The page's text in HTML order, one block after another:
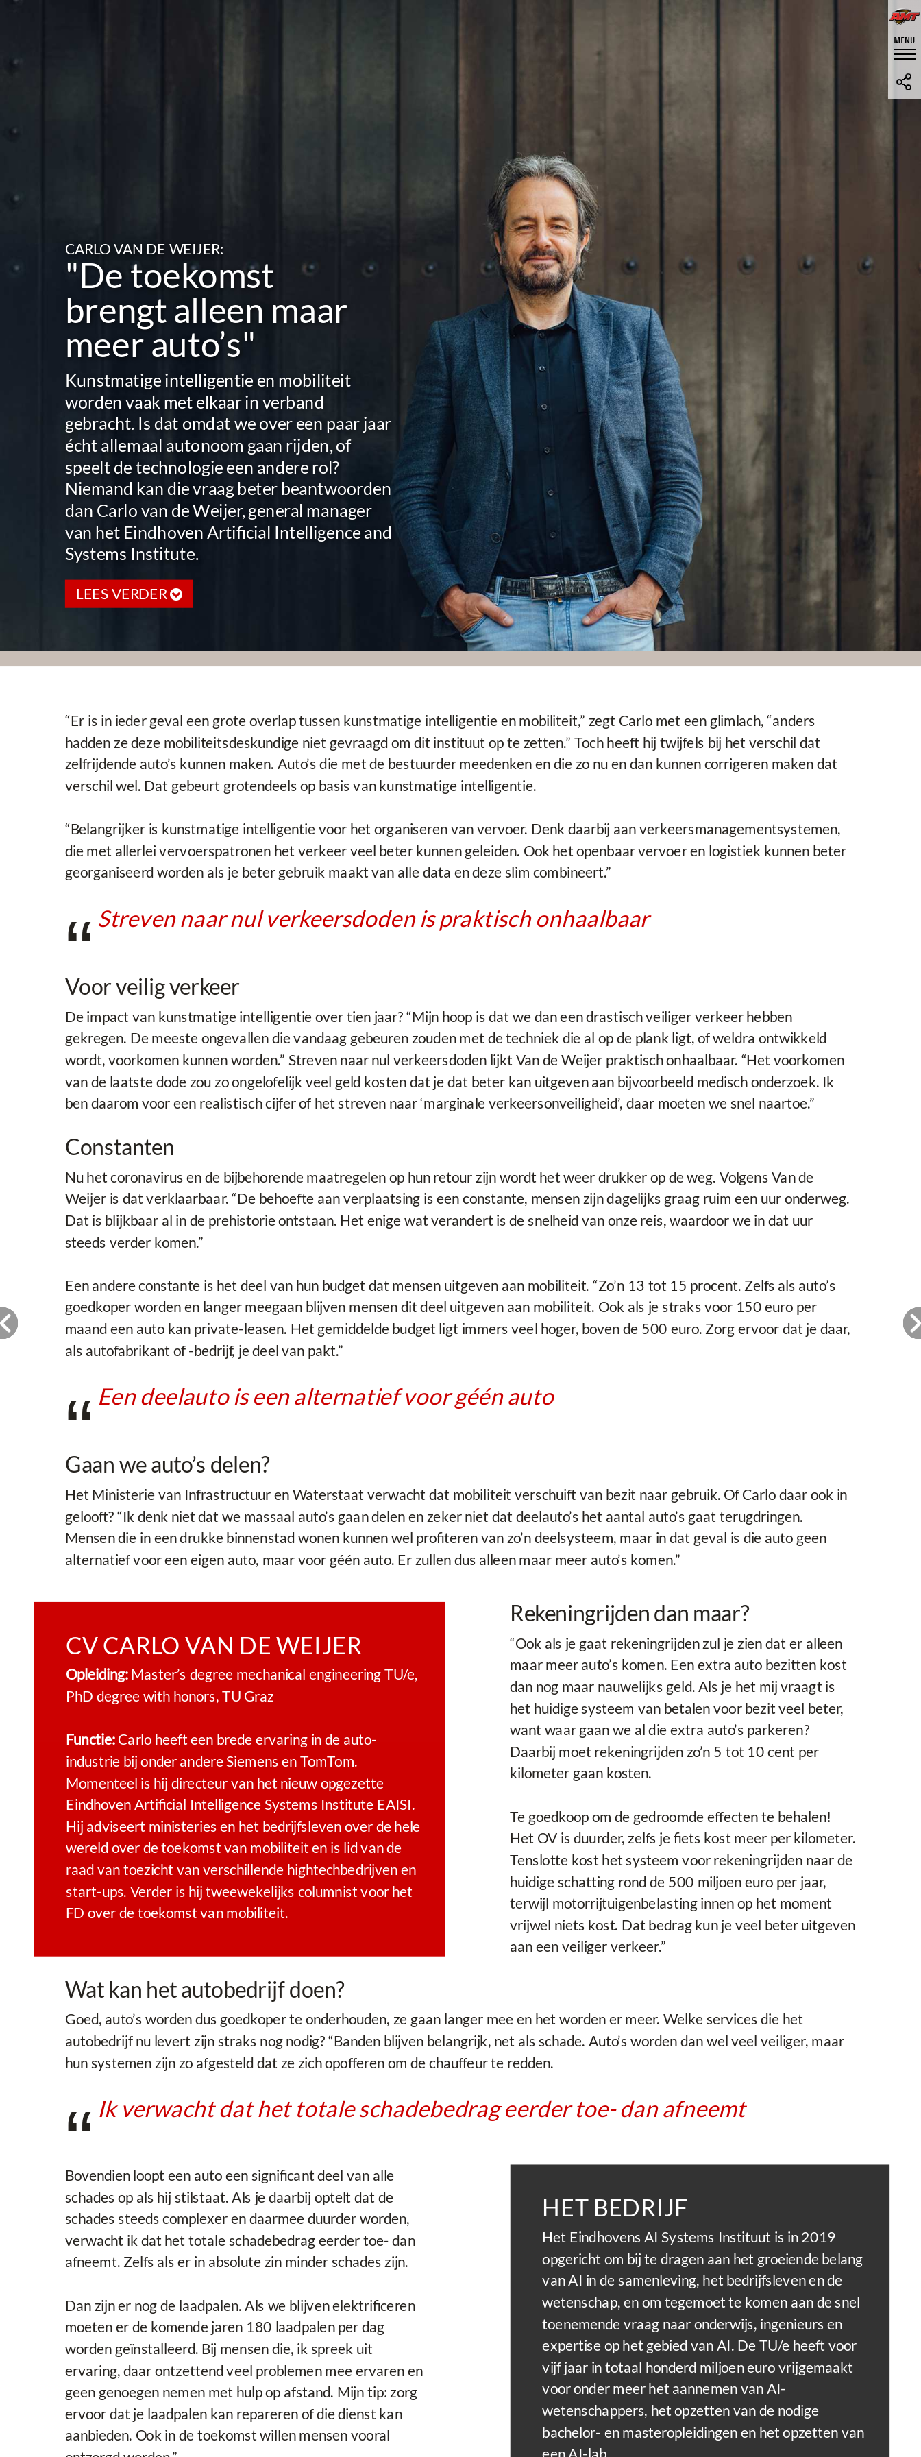
CARLO VAN DE WEIJER:
"De toekomst
brengt alleen maar
meer auto’s"
Kunstmatige intelligentie en mobiliteit
worden vaak met elkaar in verband
gebracht. Is dat omdat we over een paar jaar
écht allemaal autonoom gaan rijden, of
speelt de technologie een andere rol?
Niemand kan die vraag beter beantwoorden
dan Carlo van de Weijer, general manager
van het Eindhoven Artificial Intelligence and
Systems Institute.
LEES VERDER
“Er is in ieder geval een grote overlap tussen kunstmatige intelligentie en mobiliteit,” zegt Carlo met een glimlach, “anders
hadden ze deze mobiliteitsdeskundige niet gevraagd om dit instituut op te zetten.” Toch heeft hij twijfels bij het verschil dat
zelfrijdende auto’s kunnen maken. Auto’s die met de bestuurder meedenken en die zo nu en dan kunnen corrigeren maken dat
verschil wel. Dat gebeurt grotendeels op basis van kunstmatige intelligentie.
“Belangrijker is kunstmatige intelligentie voor het organiseren van vervoer. Denk daarbij aan verkeersmanagementsystemen,
die met allerlei vervoerspatronen het verkeer veel beter kunnen geleiden. Ook het openbaar vervoer en logistiek kunnen beter
georganiseerd worden als je beter gebruik maakt van alle data en deze slim combineert.”
Streven naar nul verkeersdoden is praktisch onhaalbaar
Voor veilig verkeer
De impact van kunstmatige intelligentie over tien jaar? “Mijn hoop is dat we dan een drastisch veiliger verkeer hebben
gekregen. De meeste ongevallen die vandaag gebeuren zouden met de techniek die al op de plank ligt, of weldra ontwikkeld
wordt, voorkomen kunnen worden.” Streven naar nul verkeersdoden lijkt Van de Weijer praktisch onhaalbaar. “Het voorkomen
van de laatste dode zou zo ongelofelijk veel geld kosten dat je dat beter kan uitgeven aan bijvoorbeeld medisch onderzoek. Ik
ben daarom voor een realistisch cijfer of het streven naar ‘marginale verkeersonveiligheid’, daar moeten we snel naartoe.”
Constanten
Nu het coronavirus en de bijbehorende maatregelen op hun retour zijn wordt het weer drukker op de weg. Volgens Van de
Weijer is dat verklaarbaar. “De behoefte aan verplaatsing is een constante, mensen zijn dagelijks graag ruim een uur onderweg.
Dat is blijkbaar al in de prehistorie ontstaan. Het enige wat verandert is de snelheid van onze reis, waardoor we in dat uur
steeds verder komen.”
Een andere constante is het deel van hun budget dat mensen uitgeven aan mobiliteit. “Zo’n 13 tot 15 procent. Zelfs als auto’s
goedkoper worden en langer meegaan blijven mensen dit deel uitgeven aan mobiliteit. Ook als je straks voor 150 euro per
maand een auto kan private-leasen. Het gemiddelde budget ligt immers veel hoger, boven de 500 euro. Zorg ervoor dat je daar,
als autofabrikant of -bedrijf, je deel van pakt.”
Een deelauto is een alternatief voor géén auto
Gaan we auto’s delen?
Het Ministerie van Infrastructuur en Waterstaat verwacht dat mobiliteit verschuift van bezit naar gebruik. Of Carlo daar ook in
gelooft? “Ik denk niet dat we massaal auto’s gaan delen en zeker niet dat deelauto’s het aantal auto’s gaat terugdringen.
Mensen die in een drukke binnenstad wonen kunnen wel profiteren van zo’n deelsysteem, maar in dat geval is die auto geen
alternatief voor een eigen auto, maar voor géén auto. Er zullen dus alleen maar meer auto’s komen.”
CV CARLO VAN DE WEIJER
Opleiding:Master’s degree mechanical engineering TU/e,
PhD degree with honors, TU Graz
Functie:Carlo heeft een brede ervaring in de auto-
industrie bij onder andere Siemens en TomTom.
Momenteel is hij directeur van het nieuw opgezette
Eindhoven Artificial Intelligence Systems Institute EAISI.
Hij adviseert ministeries en het bedrijfsleven over de hele
wereld over de toekomst van mobiliteit en is lid van de
raad van toezicht van verschillende hightechbedrijven en
start-ups. Verder is hij tweewekelijks columnist voor het
FD over de toekomst van mobiliteit.
Rekeningrijden dan maar?
“Ook als je gaat rekeningrijden zul je zien dat er alleen
maar meer auto’s komen. Een extra auto bezitten kost
dan nog maar nauwelijks geld. Als je het mij vraagt is
het huidige systeem van betalen voor bezit veel beter,
want waar gaan we al die extra auto’s parkeren?
Daarbij moet rekeningrijden zo’n 5 tot 10 cent per
kilometer gaan kosten.
Te goedkoop om de gedroomde effecten te behalen!
Het OV is duurder, zelfs je fiets kost meer per kilometer.
Tenslotte kost het systeem voor rekeningrijden naar de
huidige schatting rond de 500 miljoen euro per jaar,
terwijl motorrijtuigenbelasting innen op het moment
vrijwel niets kost. Dat bedrag kun je veel beter uitgeven
aan een veiliger verkeer.”
Wat kan het autobedrijf doen?
Goed, auto’s worden dus goedkoper te onderhouden, ze gaan langer mee en het worden er meer. Welke services die het
autobedrijf nu levert zijn straks nog nodig? “Banden blijven belangrijk, net als schade. Auto’s worden dan wel veel veiliger, maar
hun systemen zijn zo afgesteld dat ze zich opofferen om de chauffeur te redden.
Ik verwacht dat het totale schadebedrag eerder toe- dan afneemt
Bovendien loopt een auto een significant deel van alle
schades op als hij stilstaat. Als je daarbij optelt dat de
schades steeds complexer en daarmee duurder worden,
verwacht ik dat het totale schadebedrag eerder toe- dan
afneemt. Zelfs als er in absolute zin minder schades zijn.
Dan zijn er nog de laadpalen. Als we blijven elektrificeren
moeten er de komende jaren 180 laadpalen per dag
worden geïnstalleerd. Bij mensen die, ik spreek uit
ervaring, daar ontzettend veel problemen mee ervaren en
geen genoegen nemen met hulp op afstand. Mijn tip: zorg
ervoor dat je laadpalen kan repareren of die dienst kan
aanbieden. Ook in de toekomst willen mensen vooral
HET BEDRIJF
Het Eindhovens AI Systems Instituut is in 2019
opgericht om bij te dragen aan het groeiende belang
van AI in de samenleving, het bedrijfsleven en de
wetenschap, en om tegemoet te komen aan de snel
toenemende vraag naar onderwijs, ingenieurs en
expertise op het gebied van AI. De TU/e ​​heeft voor
vijf jaar in totaal honderd miljoen euro vrijgemaakt
voor onder meer het aannemen van AI-
wetenschappers, het opzetten van de nodige
bachelor- en masteropleidingen en het opzetten van